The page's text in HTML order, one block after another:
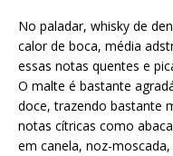
No paladar, whisky de
calor de boca, média
essas notas quentes e
O malte é bastante
doce, trazendo bastante
notas cítricas como
em canela, noz-